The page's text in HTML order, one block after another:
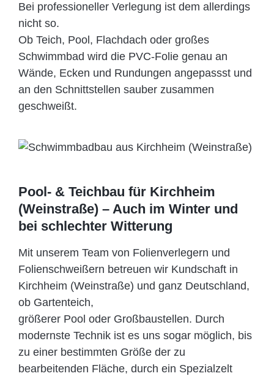
Bei professioneller Verlegung ist dem allerdings
nicht so.
Ob Teich, Pool, Flachdach oder großes
Schwimmbad wird die PVC-Folie genau an
Wände, Ecken und Rundungen angepassst und
an den Schnittstellen sauber zusammen
geschweißt.
Pool- & Teichbau für Kirchheim
(Weinstraße) – Auch im Winter und
bei schlechter Witterung
Mit unserem Team von Folienverlegern und
Folien­schweißern betreuen wir Kundschaft in
Kirchheim (Weinstraße) und ganz Deutschland,
ob Gartenteich,
größerer Pool oder Großbaustellen. Durch
modernste Technik ist es uns sogar möglich, bis
zu einer bestimmten Größe der zu
bearbeitenden Fläche, durch ein Spezi­alzelt